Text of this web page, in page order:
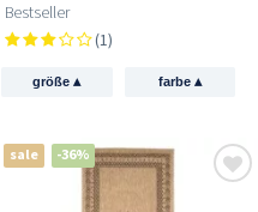
Bestseller
(1)
größe▴ farbe ▴
sale -36%